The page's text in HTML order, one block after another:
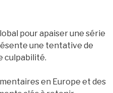
pour apaiser une série
une tentative de
culpabilité.
en Europe et des